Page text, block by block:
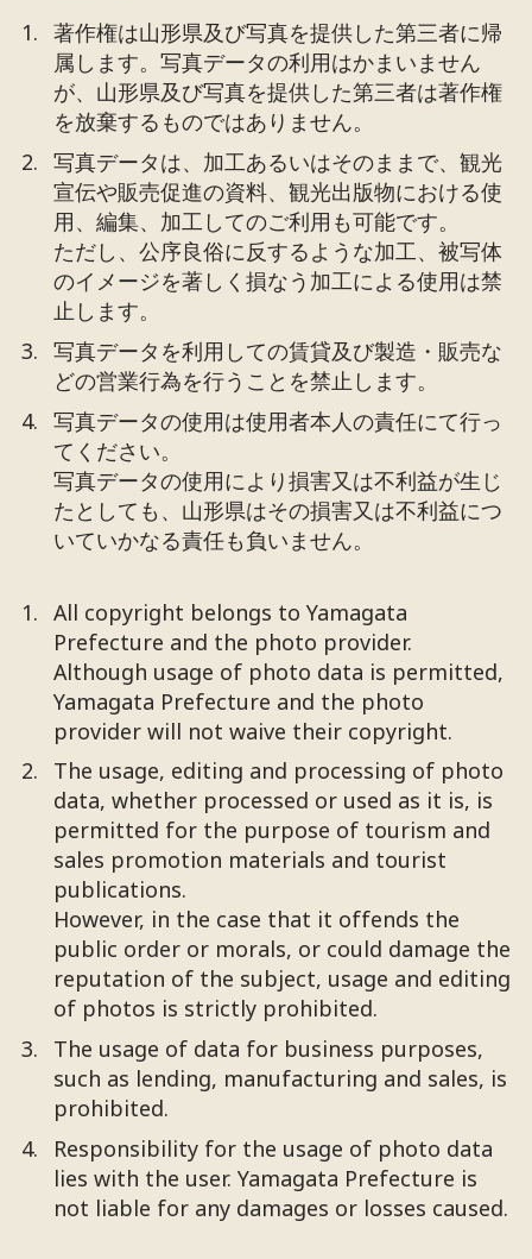
著作権は山形県及び写真を提供した第三者に帰
属します。写真データの利用はかまいません
が、山形県及び写真を提供した第三者は著作権
を放棄するものではありません。
写真データは、加工あるいはそのままで、観光
宣伝や販売促進の資料、観光出版物における使
用、編集、加工してのご利用も可能です。
ただし、公序良俗に反するような加工、被写体
のイメージを著しく損なう加工による使用は禁
止します。
写真データを利用しての賃貸及び製造・販売な
どの営業行為を行うことを禁止します。
写真データの使用は使用者本人の責任にて行っ
てください。
写真データの使用により損害又は不利益が生じ
たとしても、山形県はその損害又は不利益につ
いていかなる責任も負いません。
All copyright belongs to Yamagata
Prefecture and the photo provider.
Although usage of photo data is permitted,
Yamagata Prefecture and the photo
provider will not waive their copyright.
The usage, editing and processing of photo
data, whether processed or used as it is, is
permitted for the purpose of tourism and
sales promotion materials and tourist
publications.
However, in the case that it offends the
public order or morals, or could damage the
reputation of the subject, usage and editing
of photos is strictly prohibited.
The usage of data for business purposes,
such as lending, manufacturing and sales, is
prohibited.
Responsibility for the usage of photo data
lies with the user. Yamagata Prefecture is
not liable for any damages or losses caused.